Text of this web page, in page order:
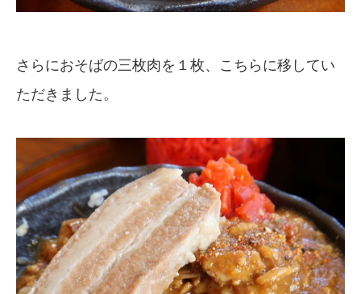
さらにおそばの三枚肉を１枚、こちらに移してい
ただきました。